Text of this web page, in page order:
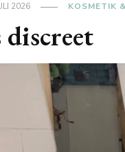
2026 KOSMETIK
discreet